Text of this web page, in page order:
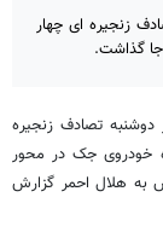
زنجیره ای چهار
دوشنبه تصادف زنجیره
خودروی جک در محور
به هلال احمر گزارش